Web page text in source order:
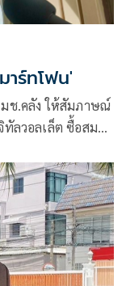
ร์ทโฟน'
ช.คลัง ให้สัมภาษณ์
ลวอลเล็ต ซื้อสมา